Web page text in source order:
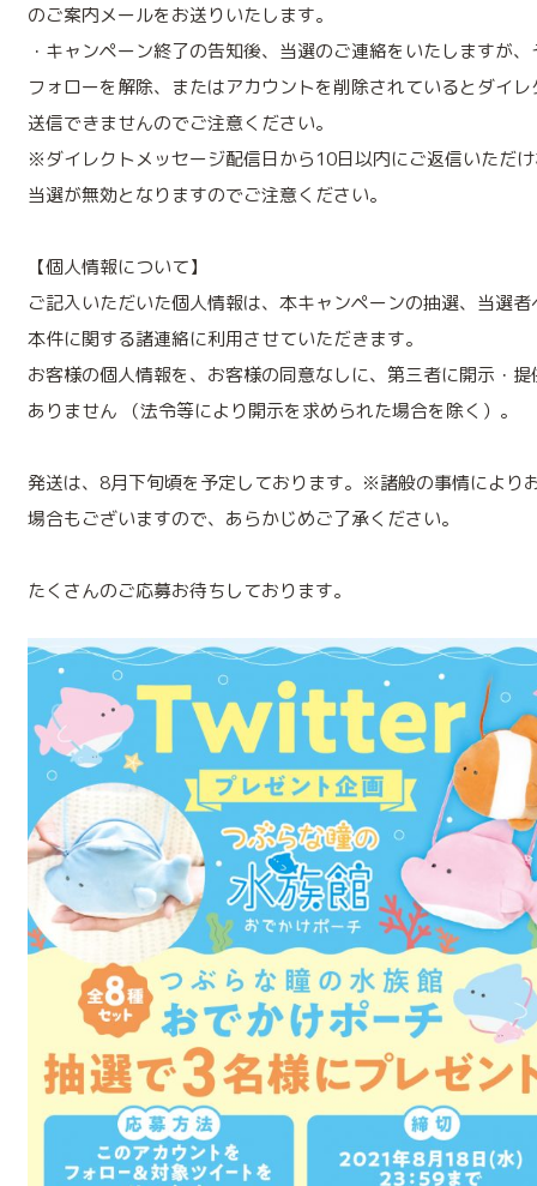
のご案内メールをお送りいたします。
・キャンペーン終了の告知後、当選のご連絡をいたしますが
フォローを解除、またはアカウントを削除されているとダイ
送信できませんのでご注意ください。
※ダイレクトメッセージ配信日から10日以内にご返信いただ
当選が無効となりますのでご注意ください。
【個人情報について】
ご記入いただいた個人情報は、本キャンペーンの抽選、当選
本件に関する諸連絡に利用させていただきます。
お客様の個人情報を、お客様の同意なしに、第三者に開示・
ありません （法令等により開示を求められた場合を除く）。
発送は、8月下旬頃を予定しております。※諸般の事情により
場合もございますので、あらかじめご了承ください。
たくさんのご応募お待ちしております。